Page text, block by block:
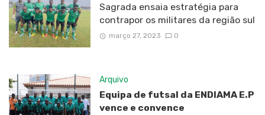
Sagrada ensaia estratégia para
contrapor os militares da região sul
março 27, 2023 0
Arquivo
Equipa de futsal da ENDIAMA E.P
vence e convence